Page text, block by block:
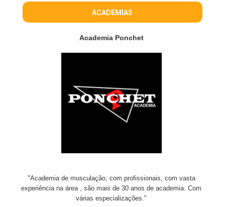
ACADEMIAS
Academia Ponchet
"Academia de musculação, com profissionais, com vasta
experiência na área , são mais de 30 anos de academia. Com
várias especializações."